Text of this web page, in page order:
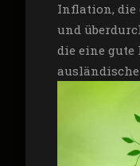
Inflation, die
und
die eine gute